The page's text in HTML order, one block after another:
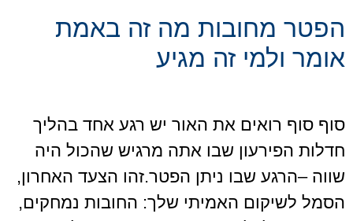
הפטר מחובות מה זה באמת
אומר ולמי זה מגיע
סוף סוף רואים את האור יש רגע אחד בהליך
חדלות הפירעון שבו אתה מרגיש שהכול היה
שווה –הרגע שבו ניתן הפטר.זהו הצעד האחרון,
הסמל לשיקום האמיתי שלך: החובות נמחקים,